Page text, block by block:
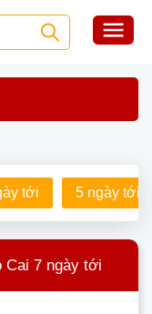
tới 5 ngày tới
Cai 7 ngày tới